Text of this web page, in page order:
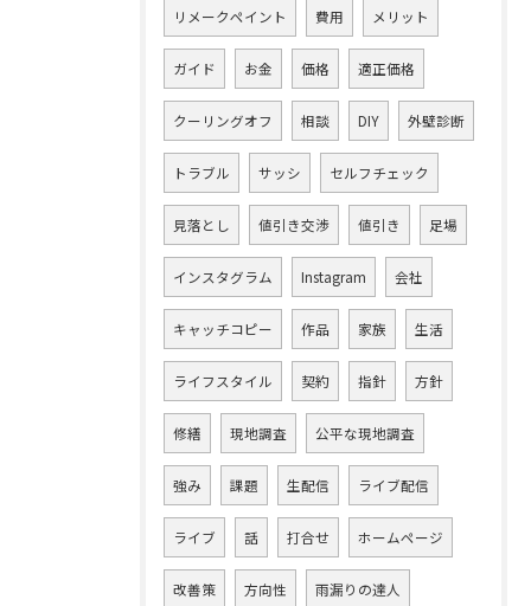
リメークペイント 費用 メリット
ガイド お金 価格 適正価格
クーリングオフ 相談 DIY 外壁診断
トラブル サッシ セルフチェック
見落とし 値引き交渉 値引き 足場
インスタグラム Instagram 会社
キャッチコピー 作品 家族 生活
ライフスタイル 契約 指針 方針
修繕 現地調査 公平な現地調査
強み 課題 生配信 ライブ配信
ライブ 話 打合せ ホームページ
改善策 方向性 雨漏りの達人